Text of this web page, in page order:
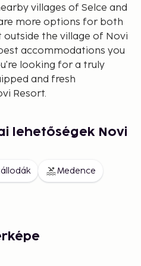
villages of Selce and
more options for both
outside the village of Novi
accommodations you
looking for a truly
and fresh
Resort.
lehetőségek Novi
Medence